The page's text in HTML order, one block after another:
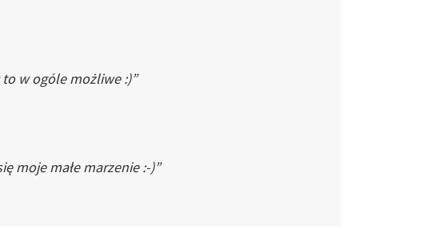
w ogóle możliwe :)”
moje małe marzenie :-)”